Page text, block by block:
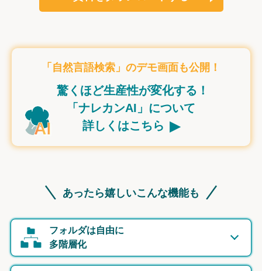
「自然言語検索」のデモ画面も公開！
驚くほど生産性が変化する！
「ナレカンAI」について
詳しくはこちら ▸
あったら嬉しいこんな機能も
フォルダは自由に
多階層化